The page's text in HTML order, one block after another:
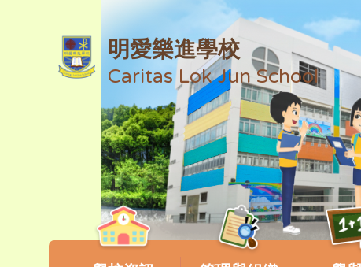
明愛樂進學校
Caritas Lok Jun School